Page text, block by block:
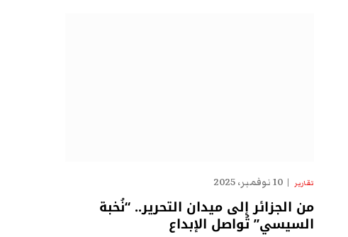
تقارير 10 نوفمبر، 2025
من الجزائر إلى ميدان التحرير.. “نُخبة
السيسي” تُواصل الإبداع